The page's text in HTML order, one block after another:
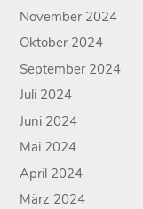
November 2024
Oktober 2024
September 2024
Juli 2024
Juni 2024
Mai 2024
April 2024
März 2024